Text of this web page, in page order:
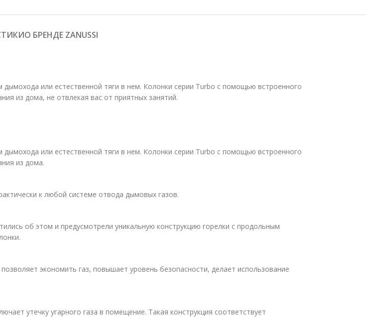
О БРЕНДЕ ZANUSSI
или естественной тяги в нем. Колонки серии Turbo с помощью встроенного
из дома, не отвлекая вас от приятных занятий.
или естественной тяги в нем. Колонки серии Turbo с помощью встроенного
из дома.
к любой системе отвода дымовых газов.
об этом и предусмотрели уникальную конструкцию горелки с продольным
экономить газ, повышает уровень безопасности, делает использование
утечку угарного газа в помещение. Такая конструкция соответствует